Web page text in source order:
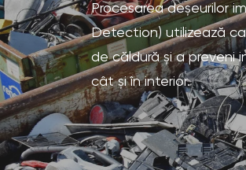
Procesarea deșeurilor
Detection) utilizează
de căldură și a preveni
cât și în interior.